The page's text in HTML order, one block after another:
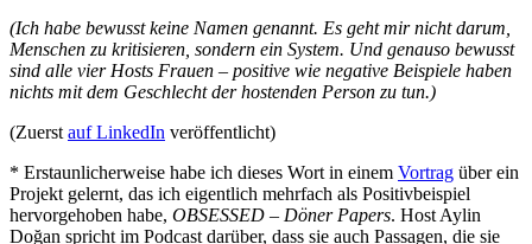
(Ich habe bewusst keine Namen genannt. Es geht mir nicht darum,
Menschen zu kritisieren, sondern ein System. Und genauso bewusst
sind alle vier Hosts Frauen – positive wie negative Beispiele haben
nichts mit dem Geschlecht der hostenden Person zu tun.)
(Zuerst auf LinkedIn veröffentlicht)
* Erstaunlicherweise habe ich dieses Wort in einem Vortrag über ein
Projekt gelernt, das ich eigentlich mehrfach als Positivbeispiel
hervorgehoben habe, OBSESSED – Döner Papers. Host Aylin
Doğan spricht im Podcast darüber, dass sie auch Passagen, die sie